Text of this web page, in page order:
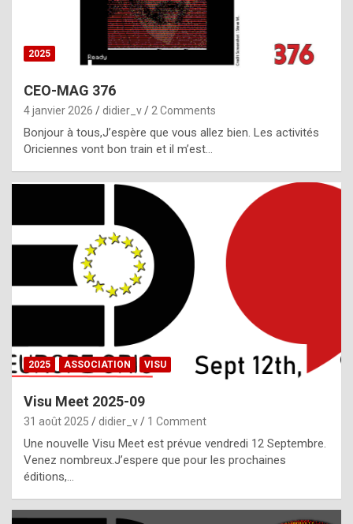
o
r
p
e
c
i
l
,
g
h
t
f
2025
CEO-MAG 376
4 janvier 2026 didier_v 2 Comments
Bonjour à tous,J’espère que vous allez bien. Les activités
Oriciennes vont bon train et il m’est…
2025 ASSOCIATION VISU
Visu Meet 2025-09
31 août 2025 didier_v 1 Comment
Une nouvelle Visu Meet est prévue vendredi 12 Septembre.
Venez nombreux.J’espere que pour les prochaines
éditions,…